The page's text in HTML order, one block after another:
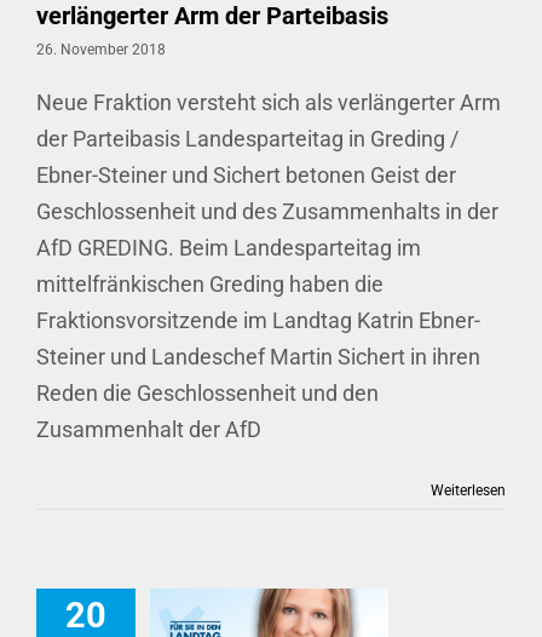
verlängerter Arm der Parteibasis
26. November 2018
Neue Fraktion versteht sich als verlängerter Arm
der Parteibasis Landesparteitag in Greding /
Ebner-Steiner und Sichert betonen Geist der
Geschlossenheit und des Zusammenhalts in der
AfD GREDING. Beim Landesparteitag im
mittelfränkischen Greding haben die
Fraktionsvorsitzende im Landtag Katrin Ebner-
Steiner und Landeschef Martin Sichert in ihren
Reden die Geschlossenheit und den
Zusammenhalt der AfD
Weiterlesen
20